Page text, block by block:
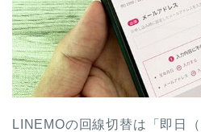
LINEMOの回線切替は「即日